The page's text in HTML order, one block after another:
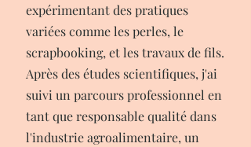
expérimentant des pratiques
variées comme les perles, le
scrapbooking, et les travaux de fils.
Après des études scientifiques, j'ai
suivi un parcours professionnel en
tant que responsable qualité dans
l'industrie agroalimentaire, un